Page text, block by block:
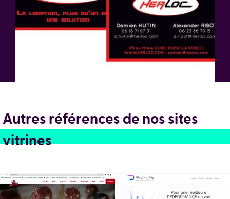
Autres références de nos sites
vitrines